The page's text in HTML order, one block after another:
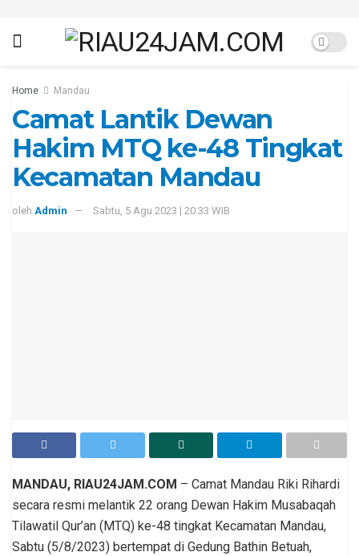
Home Mandau
Camat Lantik Dewan
Hakim MTQ ke-48 Tingkat
Kecamatan Mandau
oleh Admin Sabtu, 5 Agu 2023 | 20:33 WIB
MANDAU, RIAU24JAM.COM – Camat Mandau Riki Rihardi
secara resmi melantik 22 orang Dewan Hakim Musabaqah
Tilawatil Qur’an (MTQ) ke-48 tingkat Kecamatan Mandau,
Sabtu (5/8/2023) bertempat di Gedung Bathin Betuah,